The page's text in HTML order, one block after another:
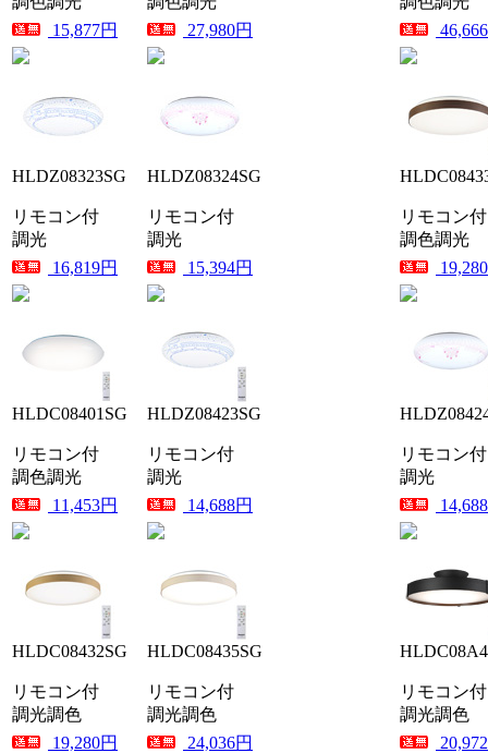
15,877円
27,980円
HLDZ08323SG
リモコン付
調光
16,819円
HLDZ08324SG
リモコン付
調光
15,394円
リモコン付
調色調光
HLDC08401SG
リモコン付
調色調光
11,453円
HLDZ08423SG
リモコン付
調光
14,688円
リモコン付
調光
HLDC08432SG
リモコン付
調光調色
19,280円
HLDC08435SG
リモコン付
調光調色
24,036円
リモコン付
調光調色